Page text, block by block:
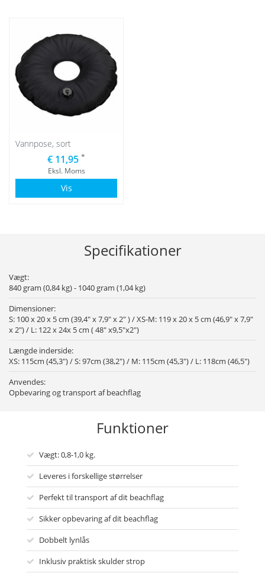
Vannpose, sort
€ 11,95 *
Eksl. Moms
Vis
Specifikationer
Vægt:
840 gram (0,84 kg) - 1040 gram (1,04 kg)
Dimensioner:
S: 100 x 20 x 5 cm (39,4" x 7,9" x 2" ) / XS-M: 119 x 20 x 5 cm (46,9" x 7,9"
x 2") / L: 122 x 24x 5 cm ( 48" x9,5"x2")
Længde inderside:
XS: 115cm (45,3") / S: 97cm (38,2") / M: 115cm (45,3") / L: 118cm (46,5")
Anvendes:
Opbevaring og transport af beachflag
Funktioner
Vægt: 0,8-1,0 kg.
Leveres i forskellige størrelser
Perfekt til transport af dit beachflag
Sikker opbevaring af dit beachflag
Dobbelt lynlås
Inklusiv praktisk skulder strop